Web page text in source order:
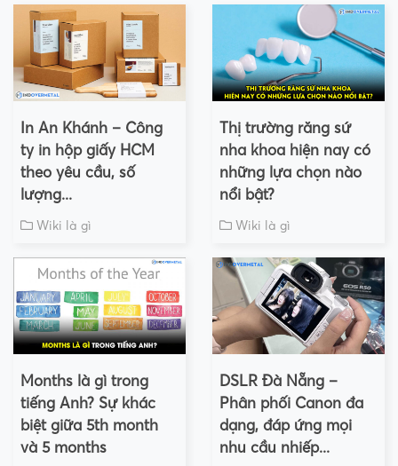
In An Khánh – Công
ty in hộp giấy HCM
theo yêu cầu, số
lượng...
Wiki là gì
Thị trường răng sứ
nha khoa hiện nay có
những lựa chọn nào
nổi bật?
Wiki là gì
Months là gì trong
tiếng Anh? Sự khác
biệt giữa 5th month
và 5 months
DSLR Đà Nẵng –
Phân phối Canon đa
dạng, đáp ứng mọi
nhu cầu nhiếp...